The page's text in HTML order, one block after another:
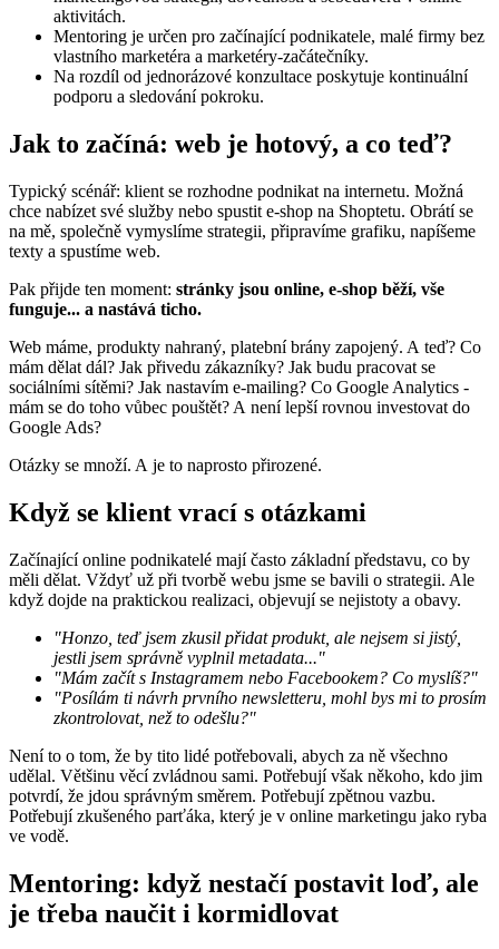
aktivitách.
Mentoring je určen pro začínající podnikatele, malé firmy bez
vlastního marketéra a marketéry-začátečníky.
Na rozdíl od jednorázové konzultace poskytuje kontinuální
podporu a sledování pokroku.
Jak to začíná: web je hotový, a co teď?
Typický scénář: klient se rozhodne podnikat na internetu. Možná
chce nabízet své služby nebo spustit e-shop na Shoptetu. Obrátí se
na mě, společně vymyslíme strategii, připravíme grafiku, napíšeme
texty a spustíme web.
Pak přijde ten moment: stránky jsou online, e-shop běží, vše
funguje... a nastává ticho.
Web máme, produkty nahraný, platební brány zapojený. A teď? Co
mám dělat dál? Jak přivedu zákazníky? Jak budu pracovat se
sociálními sítěmi? Jak nastavím e-mailing? Co Google Analytics -
mám se do toho vůbec pouštět? A není lepší rovnou investovat do
Google Ads?
Otázky se množí. A je to naprosto přirozené.
Když se klient vrací s otázkami
Začínající online podnikatelé mají často základní představu, co by
měli dělat. Vždyť už při tvorbě webu jsme se bavili o strategii. Ale
když dojde na praktickou realizaci, objevují se nejistoty a obavy.
"Honzo, teď jsem zkusil přidat produkt, ale nejsem si jistý,
jestli jsem správně vyplnil metadata..."
"Mám začít s Instagramem nebo Facebookem? Co myslíš?"
"Posílám ti návrh prvního newsletteru, mohl bys mi to prosím
zkontrolovat, než to odešlu?"
Není to o tom, že by tito lidé potřebovali, abych za ně všechno
udělal. Většinu věcí zvládnou sami. Potřebují však někoho, kdo jim
potvrdí, že jdou správným směrem. Potřebují zpětnou vazbu.
Potřebují zkušeného parťáka, který je v online marketingu jako ryba
ve vodě.
Mentoring: když nestačí postavit loď, ale
je třeba naučit i kormidlovat